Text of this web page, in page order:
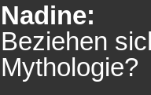
Nadine:
Beziehen
Mythologie?